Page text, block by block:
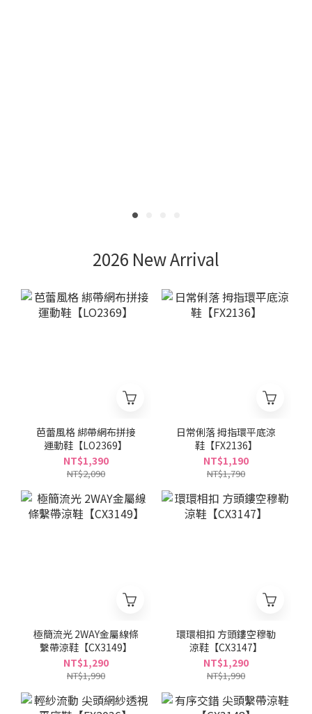
2026 New Arrival
芭蕾風格 綁帶網布拼接
運動鞋【LO2369】
NT$1,390
NT$2,090
日常俐落 拇指環平底涼
鞋【FX2136】
NT$1,190
NT$1,790
極簡流光 2WAY金屬線條
繫帶涼鞋【CX3149】
NT$1,290
NT$1,990
環環相扣 方頭鏤空穆勒
涼鞋【CX3147】
NT$1,290
NT$1,990